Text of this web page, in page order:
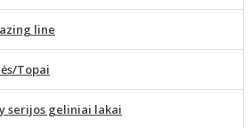
line
Topai
serijos geliniai lakai